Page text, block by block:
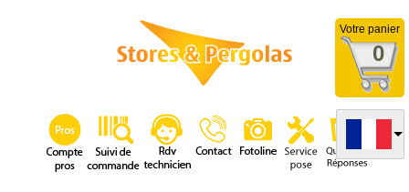
Votre panier
0